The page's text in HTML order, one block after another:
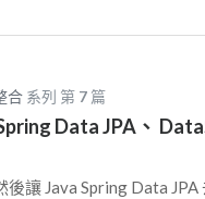
合 系列 第 7 篇
Data JPA、
讓 Java Spring Data JPA